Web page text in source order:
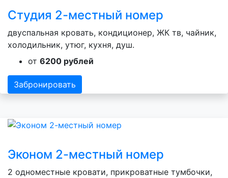
Студия 2-местный номер
двуспальная кровать, кондиционер, ЖК тв, чайник,
холодильник, утюг, кухня, душ.
от 6200 рублей
Забронировать
Эконом 2-местный номер
2 одноместные кровати, прикроватные тумбочки,